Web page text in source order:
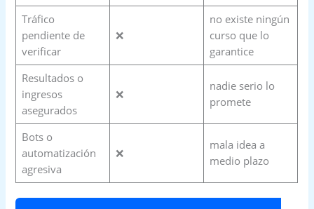
Tráfico
pendiente de
verificar
❌
no existe ningún
curso que lo
garantice
Resultados o
ingresos
asegurados
❌
nadie serio lo
promete
Bots o
automatización
agresiva
❌
mala idea a
medio plazo